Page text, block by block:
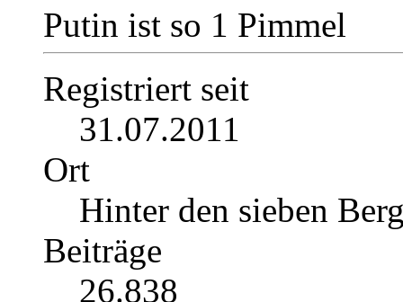
Putin ist so 1 Pimmel
Registriert seit
31.07.2011
Ort
Hinter den sieben
Beiträge
26.838